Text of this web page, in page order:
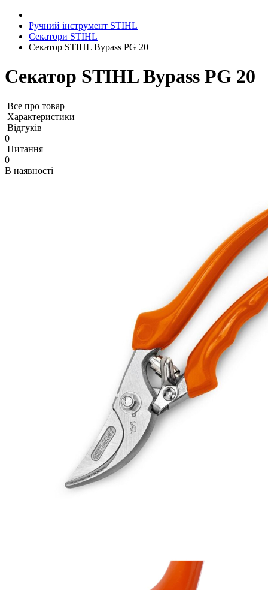
Ручний інструмент STIHL
Секатори STIHL
Секатор STIHL Bypass PG 20
Секатор STIHL Bypass PG 20
Все про товар
Характеристики
Відгуків
0
Питання
0
В наявності